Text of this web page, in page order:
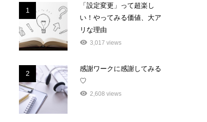
1
「設定変更」って超楽し
い！やってみる価値、大ア
リな理由
3,017 views
2
感謝ワークに感謝してみる
♡
2,608 views